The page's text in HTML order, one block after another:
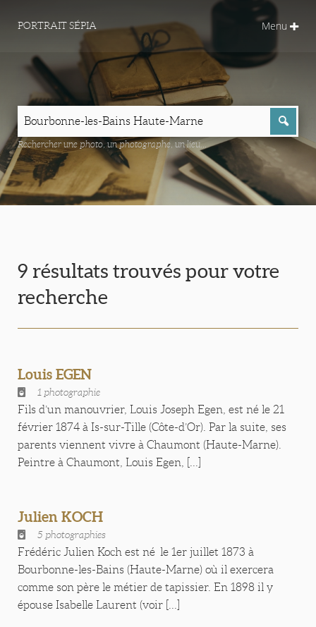
PORTRAIT SÉPIA Menu
Rechercher une photo, un photographe, un lieu...
9 résultats trouvés pour votre
recherche
Louis EGEN
1 photographie
Fils d’un manouvrier, Louis Joseph Egen, est né le 21
février 1874 à Is-sur-Tille (Côte-d’Or). Par la suite, ses
parents viennent vivre à Chaumont (Haute-Marne).
Peintre à Chaumont, Louis Egen, [...]
Julien KOCH
5 photographies
Frédéric Julien Koch est né le 1er juillet 1873 à
Bourbonne-les-Bains (Haute-Marne) où il exercera
comme son père le métier de tapissier. En 1898 il y
épouse Isabelle Laurent (voir [...]